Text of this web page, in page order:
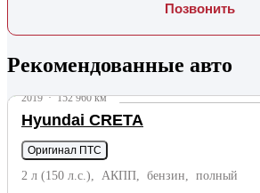
Позвонить
Рекомендованные авто
2019·152 960 км
Hyundai CRETA
Оригинал ПТС
2 л (150 л.с.), АКПП, бензин, полный